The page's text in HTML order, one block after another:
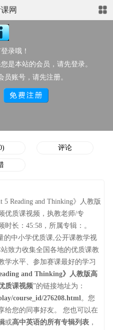
网
录哦！
是本站的会员，请先登录。
账号，请先注册。
and Thinking》人教版高中英语
频
配套资源
点击次数：
2053
顶/踩次数： 359/0
评论
Reading and Thinking》人教版
优质课视频，执教老师/专
长：45:58，所属专辑：。
中小学优质课,公开课教学视
致力收集全国各地的优质课教
学水平、参加赛课最好的学习
and Thinking》人教版高
质课视频”的链接地址为：
course_id/276208.html。您
给您的同事好友。 您也可以在
或高中英语的所有专辑列表 ，